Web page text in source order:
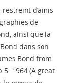
d’amis
de
ainsi que la
dans son
Bond from
5. 1964 (A great